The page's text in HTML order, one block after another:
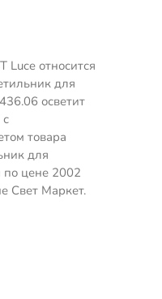
относится
для
осветит
товара
для
по цене 2002
Свет Маркет.